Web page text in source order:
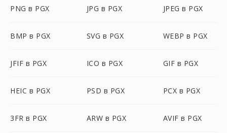
PNG в PGX JPG в PGX JPEG в PGX
BMP в PGX SVG в PGX WEBP в PGX
JFIF в PGX ICO в PGX GIF в PGX
HEIC в PGX PSD в PGX PCX в PGX
3FR в PGX ARW в PGX AVIF в PGX